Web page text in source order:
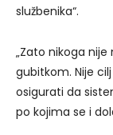
službenika“.
„Zato nikoga
gubitkom. Nije
osigurati da
po kojima se i